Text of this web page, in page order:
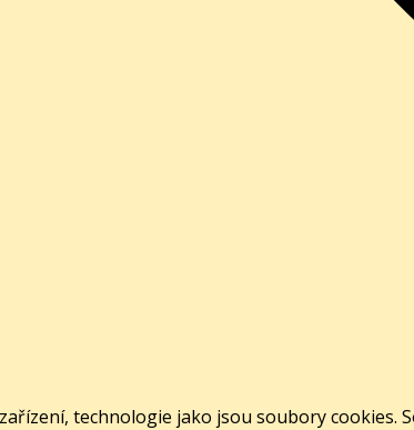
technologie jako jsou soubory cookies.